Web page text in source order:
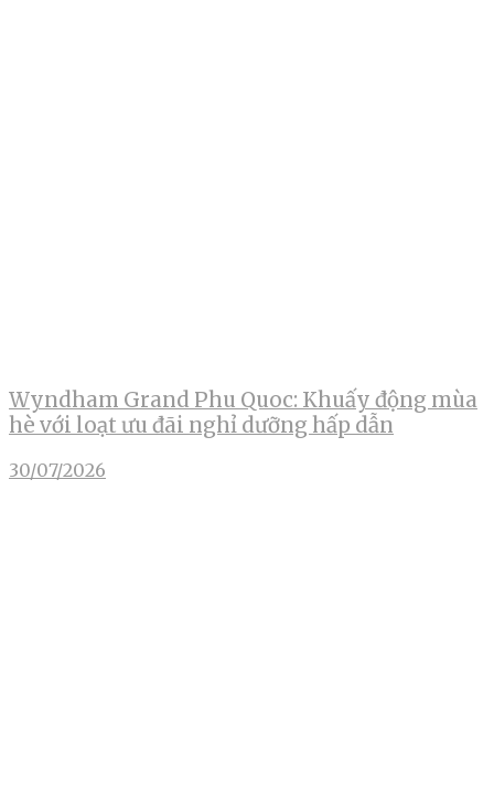
Wyndham Grand Phu Quoc: Khuấy động mùa
hè với loạt ưu đãi nghỉ dưỡng hấp dẫn
30/07/2026